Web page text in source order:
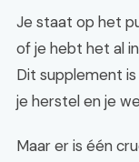
Je staat op het
of je hebt het al
Dit supplement
je herstel en je
Maar er is één